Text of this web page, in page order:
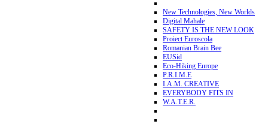
New Technologies, New Worlds
Digital Mahale
SAFETY IS THE NEW LOOK
Proiect Euroscola
Romanian Brain Bee
EUSid
Eco-Hiking Europe
P.R.I.M.E
I.A.M. CREATIVE
EVERYBODY FITS IN
W.A.T.E.R.